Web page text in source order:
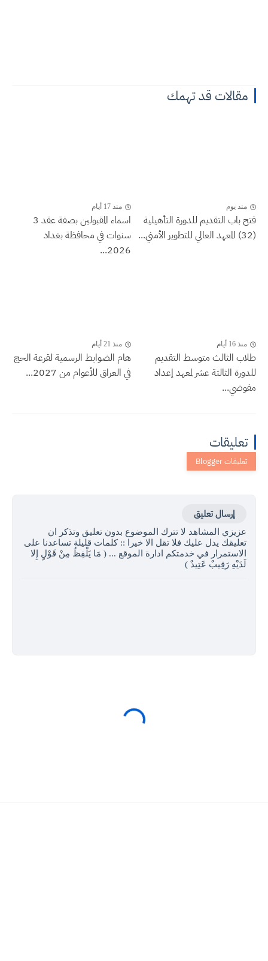
مقالات قد تهمك
منذ يوم
فتح باب التقديم للدورة التأهيلية
(32) المعهد العالي للتطوير الأمني...
منذ 17 أيام
اسماء المقبولين بصفة عقد 3
سنوات في محافظة بغداد
2026...
منذ 16 أيام
طلاب الثالث متوسط التقديم
للدورة الثالثة عشر لمعهد إعداد
مفوضي...
منذ 21 أيام
هام الضوابط الرسمية لقرعة الحج
في العراق للأعوام من 2027...
تعليقات
إرسال تعليق
عزيزي المشاهد لا تترك الموضوع بدون تعليق وتذكر ان
تعليقك يدل عليك فلا تقل الا خيرا :: كلمات قليلة تساعدنا على
الاستمرار في خدمتكم ادارة الموقع ... ( مَا يَلْفِظُ مِنْ قَوْلٍ إِلا
لَدَيْهِ رَقِيبٌ عَتِيدٌ )